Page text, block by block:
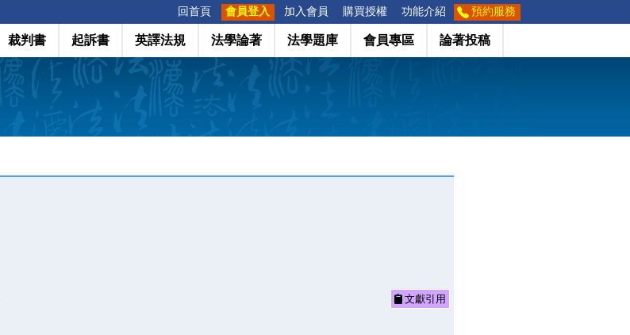
回首頁 會員登入 加入會員 購買授權 功能介紹 預約服務
裁判書 起訴書 英譯法規 法學論著 法學題庫 會員專區 論著投稿
文獻引用